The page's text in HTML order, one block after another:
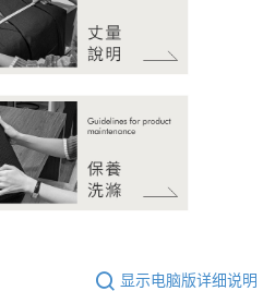
显示电脑版详细说明